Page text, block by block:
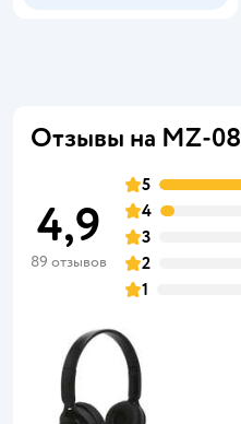
Отзывы на MZ-08
4,9
89 отзывов
5
4
3
2
1